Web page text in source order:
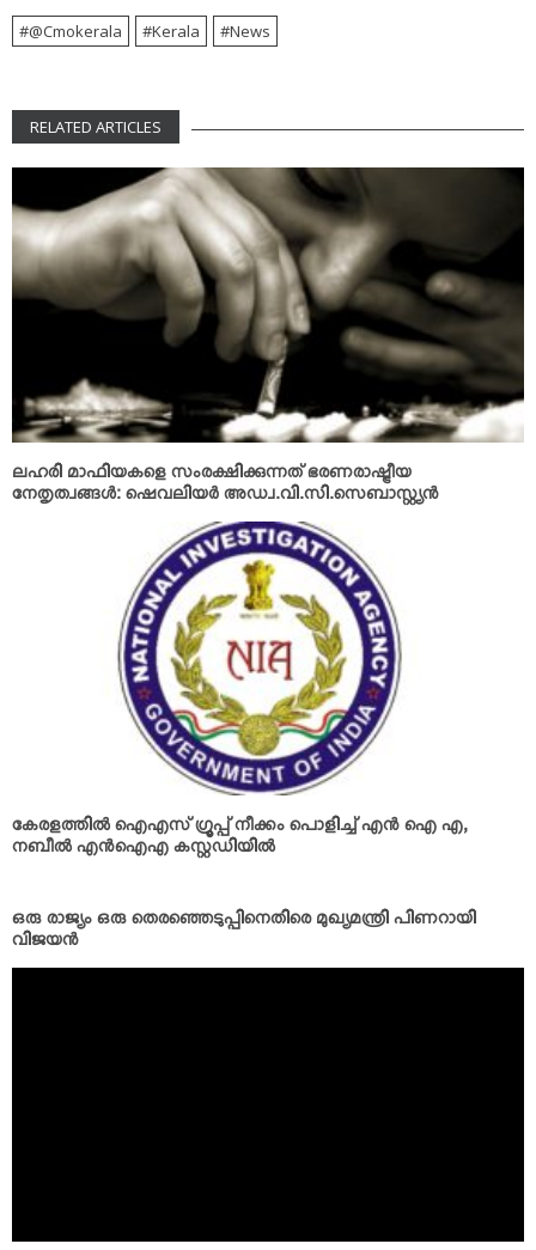
@cmokerala Kerala News
RELATED ARTICLES
ലഹരി മാഫിയകളെ സംരക്ഷിക്കുന്നത് ഭരണരാഷ്ട്രീയ
നേതൃത്വങ്ങള്‍: ഷെവലിയര്‍ അഡ്വ.വി.സി.സെബാസ്റ്റ്യന്‍
കേരളത്തില്‍ ഐഎസ് ഗ്രൂപ്പ് നീക്കം പൊളിച്ച് എന്‍ ഐ എ,
നബീല്‍ എന്‍ഐഎ കസ്റ്റഡിയില്‍
ഒരു രാജ്യം ഒരു തെരഞ്ഞെടുപ്പിനെതിരെ മുഖ്യമന്ത്രി പിണറായി
വിജയന്‍